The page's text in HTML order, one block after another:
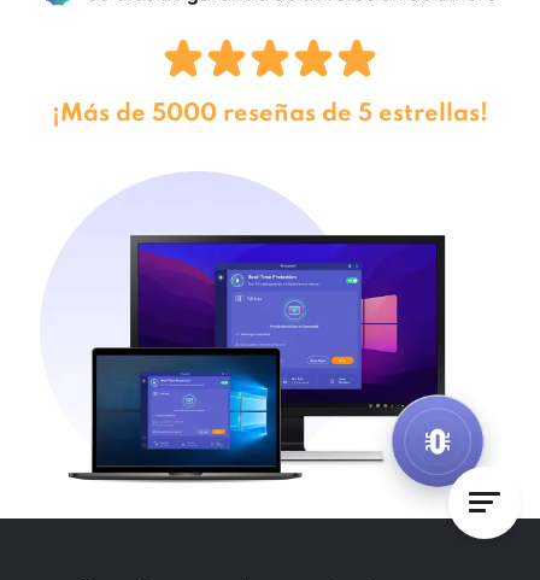
¡Más de 5000 reseñas de 5 estrellas!